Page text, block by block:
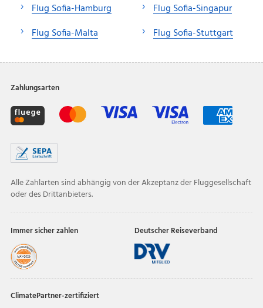
Flug Sofia-Hamburg
Flug Sofia-Malta
Flug Sofia-Singapur
Flug Sofia-Stuttgart